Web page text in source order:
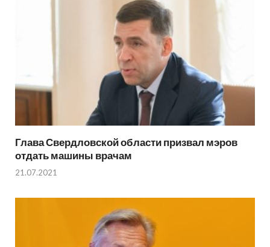
Глава Свердловской области призвал мэров
отдать машины врачам
21.07.2021